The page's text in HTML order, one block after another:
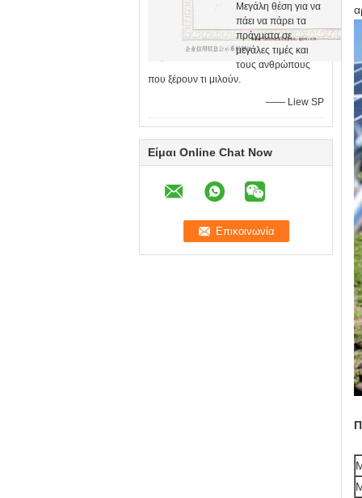
Μεγάλη θέση για να
πάει να πάρει τα
πράγματα σε
μεγάλες τιμές και
τους ανθρώπους
που ξέρουν τι μιλούν.
—— Liew SP
Είμαι Online Chat Now